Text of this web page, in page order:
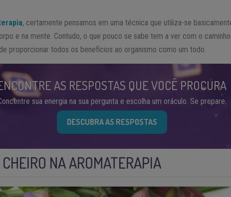
, certamente pensamos em uma técnica que utiliza-se
e na mente. Contudo, o que pouco se sabe tem a ver com o
proporcionar todos os benefícios ao organismo como um todo.
AS RESPOSTAS QUE VOCÊ PROCURA
sua energia na sua pergunta e escolha um oráculo. Se prepare.
DESCUBRA AS RESPOSTAS
NA AROMATERAPIA